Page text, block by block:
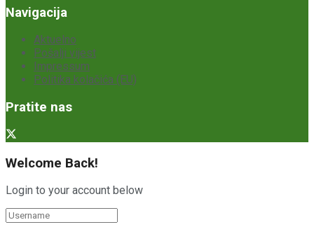
Navigacija
Aktuelno
Pošalji vijest
Impressum
Politika kolačića (EU)
Pratite nas
Welcome Back!
Login to your account below